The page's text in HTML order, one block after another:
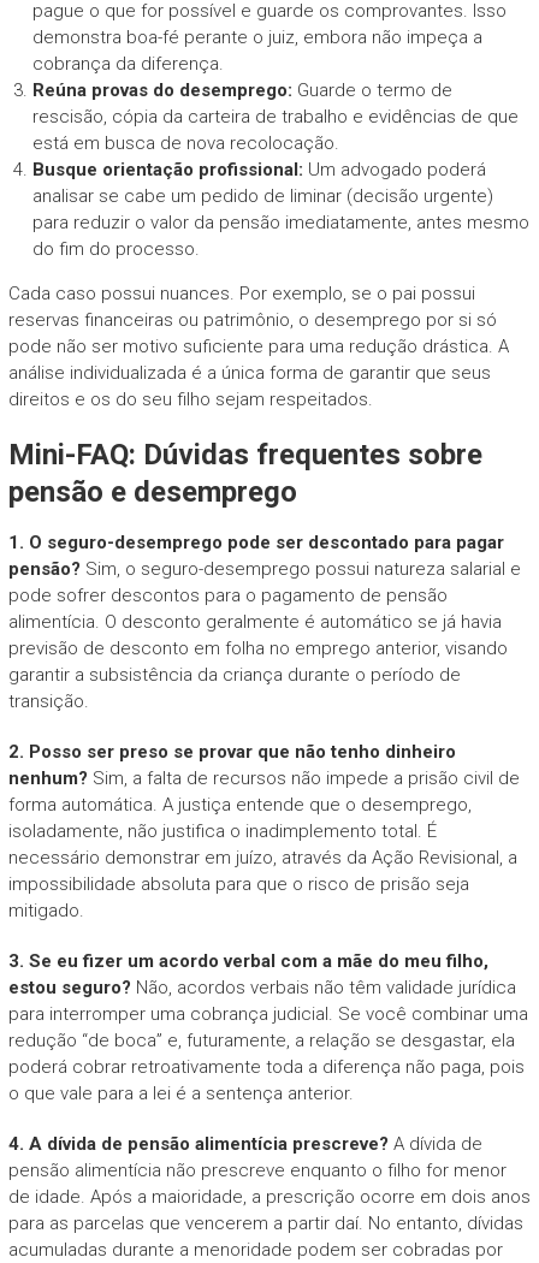
pague o que for possível e guarde os comprovantes. Isso
demonstra boa-fé perante o juiz, embora não impeça a
cobrança da diferença.
Reúna provas do desemprego: Guarde o termo de
rescisão, cópia da carteira de trabalho e evidências de que
está em busca de nova recolocação.
Busque orientação profissional: Um advogado poderá
analisar se cabe um pedido de liminar (decisão urgente)
para reduzir o valor da pensão imediatamente, antes mesmo
do fim do processo.
Cada caso possui nuances. Por exemplo, se o pai possui
reservas financeiras ou patrimônio, o desemprego por si só
pode não ser motivo suficiente para uma redução drástica. A
análise individualizada é a única forma de garantir que seus
direitos e os do seu filho sejam respeitados.
Mini-FAQ: Dúvidas frequentes sobre
pensão e desemprego
1. O seguro-desemprego pode ser descontado para pagar
pensão? Sim, o seguro-desemprego possui natureza salarial e
pode sofrer descontos para o pagamento de pensão
alimentícia. O desconto geralmente é automático se já havia
previsão de desconto em folha no emprego anterior, visando
garantir a subsistência da criança durante o período de
transição.
2. Posso ser preso se provar que não tenho dinheiro
nenhum? Sim, a falta de recursos não impede a prisão civil de
forma automática. A justiça entende que o desemprego,
isoladamente, não justifica o inadimplemento total. É
necessário demonstrar em juízo, através da Ação Revisional, a
impossibilidade absoluta para que o risco de prisão seja
mitigado.
3. Se eu fizer um acordo verbal com a mãe do meu filho,
estou seguro? Não, acordos verbais não têm validade jurídica
para interromper uma cobrança judicial. Se você combinar uma
redução “de boca” e, futuramente, a relação se desgastar, ela
poderá cobrar retroativamente toda a diferença não paga, pois
o que vale para a lei é a sentença anterior.
4. A dívida de pensão alimentícia prescreve? A dívida de
pensão alimentícia não prescreve enquanto o filho for menor
de idade. Após a maioridade, a prescrição ocorre em dois anos
para as parcelas que vencerem a partir daí. No entanto, dívidas
acumuladas durante a menoridade podem ser cobradas por